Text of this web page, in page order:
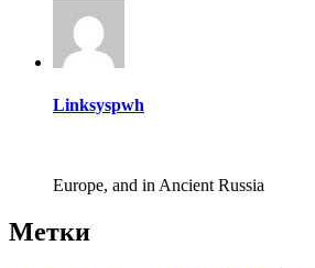
Linksyspwh
Europe, and in Ancient Russia
Метки